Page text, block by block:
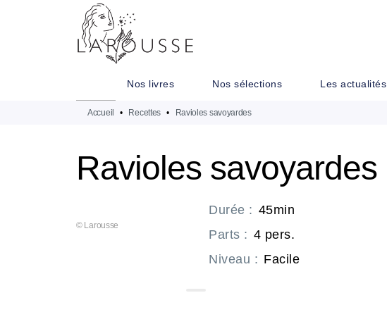
MENU
Nos livres Nos sélections Les actualités
Accueil • Recettes • Ravioles savoyardes
Ravioles savoyardes
© Larousse
Durée : 45min
Parts : 4 pers.
Niveau : Facile